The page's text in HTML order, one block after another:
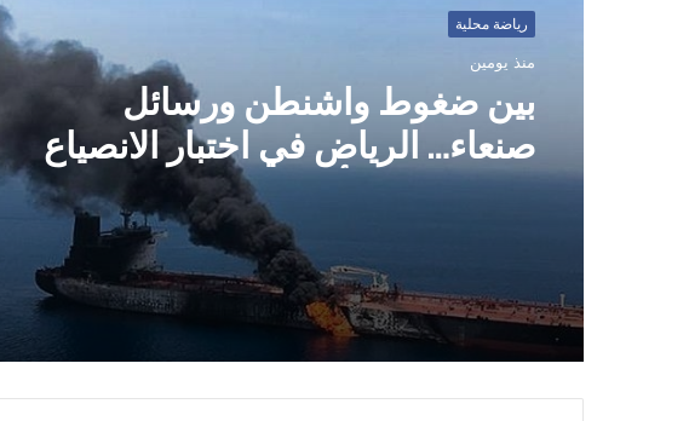
رياضة محلية
منذ يومين
بين ضغوط واشنطن ورسائل
صنعاء… الرياض في اختبار الانصياع
للحق اليمني أو تكلفة التصعيد